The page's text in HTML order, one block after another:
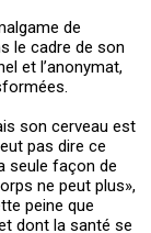
de
le cadre de son
et l’anonymat,
son cerveau est
pas dire ce
seule façon de
ne peut plus»,
peine que
dont la santé se